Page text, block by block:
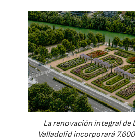
La renovación integral de
Valladolid incorporará